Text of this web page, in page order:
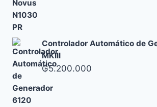
Controlador Automático de
MKIII
₲5.200.000